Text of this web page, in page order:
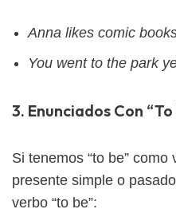
Anna likes comic
You went to the park
3. Enunciados Con “To
Si tenemos “to be” como
presente simple o
verbo “to be”: